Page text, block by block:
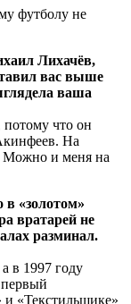
футболу не
Лихачёв,
вас выше
ваша
что он
На
Можно и меня на
«золотом»
вратарей не
разминал.
в 1997 году
и «Текстильщике»